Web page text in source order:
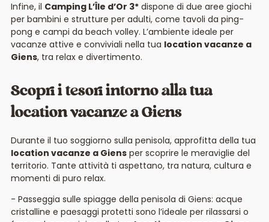
Infine, il Camping L’Île d’Or 3*dispone di due aree giochi
per bambini e strutture per adulti, come tavoli da ping-
pong e campi da beach volley. L’ambiente ideale per
vacanze attive e conviviali nella tua location vacanze a
Giens, tra relax e divertimento.
Scopri i tesori intorno alla tua
location vacanze a Giens
Durante il tuo soggiorno sulla penisola, approfitta della tua
location vacanze a Giensper scoprire le meraviglie del
territorio. Tante attività ti aspettano, tra natura, cultura e
momenti di puro relax.
Passeggia sulle spiagge della penisola di Giens: acque
cristalline e paesaggi protetti sono l’ideale per rilassarsi o